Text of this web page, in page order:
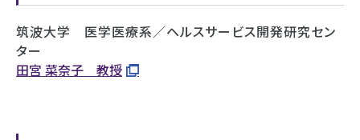
筑波大学 医学医療系／ヘルスサービス開発研究セン
ター
田宮 菜奈子 教授